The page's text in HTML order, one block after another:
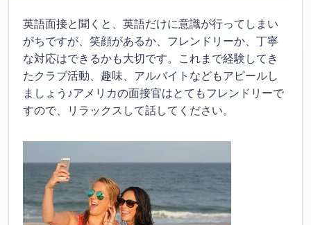
英語面接と聞くと、英語だけに意識が行ってしまい
がちですが、笑顔があるか、フレンドリーか、丁寧
な対応はできるかも大切です。これまで経験してき
たクラブ活動、趣味、アルバイトなどもアピールし
ましょう♪アメリカの面接官はとてもフレンドリーで
すので、リラックスして話してください。